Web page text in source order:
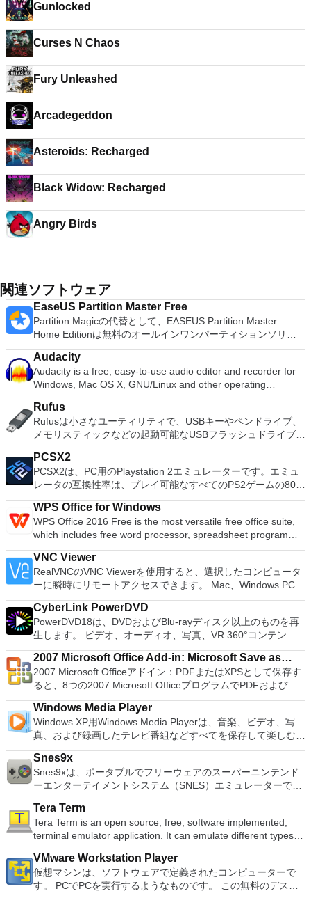
Gunlocked
Curses N Chaos
Fury Unleashed
Arcadegeddon
Asteroids: Recharged
Black Widow: Recharged
Angry Birds
関連ソフトウェア
EaseUS Partition Master Free
Partition Magicの代替として、EASEUS Partition Master
Home Editionは無料のオールインワンパーティションソリュ
ーションおよびディスク管理ユーティリティです。パーティシ
ョンの拡張（特にシステムドライブ用）、ディスク領域の管
理、MBRおよびGUIDパーティションテーブル（GPT）ディス
クのディスク領域不足の問題の解決を可能にします。 パーテ
ィションのサイズ変更/移動システムドライブを拡張するディ
スクとパーティションをコピーパーティションをマージ分割パ
ーティション空き領域を再分配するダイナミックディスクの変
換パーティションを回復する
Audacity
Audacity is a free, easy-to-use audio editor and recorder for
Windows, Mac OS X, GNU/Linux and other operating
systems. You can use Audacity to: Record live audio. Convert
tapes and records into digital recordings or CDs. Edit Ogg
Vorbis, MP3, WAV or AIFF sound files. Cut, copy, splice or mix
sounds together. Change the speed or pitch of a recording.
Add new effects with LADSPA plug-ins. And more!
Rufus
Rufusは小さなユーティリティで、USBキーやペンドライブ、
メモリスティックなどの起動可能なUSBフラッシュドライブを
フォーマットおよび作成できます。 Rufusは、次のシナリオで
役立ちます。 Windows、Linux、およびUEFI用の起動可能な
ISOからUSBインストールメディアを作成する必要がある場
合。 OSがインストールされていないシステムで作業する必要
がある場合。 BIOSまたはその他のファームウェアをDOSから
フラッシュする必要がある場合。 低レベルのユーティリティ
を実行する必要がある場合。 Rufusは次の* ISOで動作しま
す：Arch Linux、Archbang、BartPE / pebuilder、CentOS、
Damn Small Linux、Fedora、FreeDOS、Gentoo、
gNewSense、Hiren&#39;s Boot CD、LiveXP、Knoppix、
Kubuntu、Linux Mint、NT Password Registry Editor、
OpenSUSE、Parted Magic、Slackware、Tails、Trinity
Rescue Kit、Ubuntu、Ultimate Boot CD、Windows XP（SP2
以降）、Windows Server 2003 R2、Windows Vista、
Windows 7、Windows 8。 *このリストは完全ではありませ
ア語、マレーシア語、セシュティナ、ダンスク、ドイツ語、英
語、スペイン語、フランス語、フルバツキー、イタリア語、ラ
トヴィエシュ、リエトゥビウ、マジャール、オランダ、ノルス
ク、ポルスキ、ポルトガル、ポルトガル、スロヴェンスキー、
スロベンツキー、スロヴェンスキーSrpski、Suomi、
Svenska、Türkçe。
PCSX2
PCSX2は、PC用のPlaystation 2エミュレーターです。エミュ
レータの互換性率は、プレイ可能なすべてのPS2ゲームの80％
以上を誇っています。かなり強力なコンピューターを所有して
いる場合、PCSX2は優れたエミュレーターです。また、この
アプリケーションはローエンドコンピューターのサポートも提
供するため、Playstation 2コンソールのすべての所有者は、
PCで動作するゲームを見ることができます。 PCSX2エミュレ
ーターを使用すると、PS2コントローラーを使用して、本物の
プレイステーション体験をシミュレートできます。このアプリ
ケーションでは、ディスクからゲームを直接実行することも、
ハードドライブからISOイメージとして実行することもできま
す。 主な機能は次のとおりです。 Savestates：ボタンを1つ
押すだけで、ゲームの現在の「状態」を保存できます。 無制
限のメモリーカード：好きなだけメモリーカードを保存でき、
8MBから64MBまでの単一の物理カードに制限されなくなりま
した。 高解像度グラフィックス：PCSX2を使用すると、
1080pまたは4K HDでゲームをプレイできます。 全体とし
ゲームを高い精度でエミュレートでき、Windowsとエミュレ
ーターを切り替えることができます。欠点は、高速ゲームに苦
労し、時々フリーズまたはクラッシュすることです。* PCSX2
を使用するには、コンソールから抽出できるPlaystation 2
BIOSが必要です。
WPS Office for Windows
WPS Office 2016 Free is the most versatile free office suite,
which includes free word processor, spreadsheet program
and presentation maker. With these three programs you will
easily be able to deal with any office related tasks. WPS
Office 2016 Free has multiple language support for English,
French, German, Spanish, Portuguese,Russian and Polish
languages. To switch between languages requires only a
single click! Despite being a free suite, WPS Office comes
with many innovative features, such as the paragraph
adjustment tool and multiple tabbed feature. It also has a PDF
converter, spell check and word count feature. WPS Office
2016 Personal Edition supports switching language UI,File
Roaming and Docer online templates. Key features include:
Writer Efficient word processor. Presentation Multimedia
presentations creator. Spreadsheets Powerful tool for data
processing and analysis. 100% compatible with MS Office
document file types (.docx, .pptx, .xlsx, etc.). Thousands of
support (iOS and Android). WPS Cloud Storage included.
Although it is a free suite, WPS Office 2016 Free comes with
many innovative features, including a useful a paragraph
adjustment tool int he Writer program. It has an Office to PDF
converter, automatic spell checking and word count features.
It also has some neat tools such as the Watermark in
document, and converting PowerPoint to Word document
support. Overall, WPS Office 2016 Free is a good alternative
to Microsoft's offering. The Writer program is a versatile word
processor; the Presentation program is an easy to use and
effective slide show maker that helps you to create impressive
VNC Viewer
RealVNCのVNC Viewerを使用すると、選択したコンピュータ
ーに瞬時にリモートアクセスできます。 Mac、Windows PC、
またはLinuxマシン、世界中のどこからでも。 VNC Viewerを
使用すると、コンピューターのデスクトップを表示したり、コ
ンピューターの前に直接座っているかのようにマウスとキーボ
ードを制御したりできます。 VNC Viewerは、インストールと
使用が簡単です。制御したいデバイスでインストーラーを実行
し、指示に従ってください。オプションで、Windowsでのリ
モート展開に使用可能なMSIがあります。デスクトッププラッ
トフォームにVNC Viewerをインストールする権限がない場合
は、スタンドアロンオプションを選択する必要があります。
主な機能は次のとおりです。 クラウドサービスを介してVNC
Connectを実行しているコンピューターに接続します。 Apple
Screen Sharing（ARD）などのサードパーティ製のVNC互換
ソフトウェアを実行しているコンピューターに直接接続しま
す。 各デバイスでVNC Viewerにサインインして、すべてのデ
バイス間の接続をバックアップおよび同期します。 仮想キー
の高度なキーが含まれています。 Bluetoothキーボードのサポ
ート。 VNC Connectサブスクリプションには、無料、有料、
試用の3つのバージョンがあります。 制御する必要のあるマシ
ンごとに、RealVNCのWebサイトにアクセスして、各コンピ
ューターにVNC Connectをダウンロードするだけです。次
に、RealVNCアカウントの資格情報を使用して、ローカルマ
シンでVNC Viewerにサインインします。そこから、コンピュ
CyberLink PowerDVD
PowerDVD18は、DVDおよびBlu-rayディスク以上のものを再
生します。 ビデオ、オーディオ、写真、VR 360°コンテン
ツ、さらにはYouTubeやVimeoにとっても、PowerDVD18は重
要なエンターテイメントの仲間です。 Ultra HD HDR TVとサ
ラウンドサウンドシステムの可能性を解き放ち、360°ビデオ
の増え続けるコレクションへのアクセスで仮想世界に没頭する
か、PCまたはラップトップでの比類のない再生サポートと独
自の強化により、どこにいても簡単にリラックスできます。
新機能は次のとおりです。 4K DHR向けに最適化 Ultra HD
Blu-ray、4K、HEVC / H.265およびHDR10コンテンツをサポー
ト全画面モードで21：9モニターで2.35：1の映画を見る常時
オンのミニビューでYouTubeライブを見る YouTubeおよび
Vimeoで4K HDRおよび360ビデオを再生 VRエクスペリエンス
の向上：Microsoft Mixed Realityヘッドセット、HTC、VIVE、
およびOculus Riftをサポート Fire TVとキャストのサポート
注：これは商用トライアルです。
2007 Microsoft Office Add-in: Microsoft Save as
PDF or XPS
2007 Microsoft Officeアドイン：PDFまたはXPSとして保存す
ると、8つの2007 Microsoft OfficeプログラムでPDFおよび
XPS形式にエクスポートして保存できます。このツールを使用
すると、これらのプログラムのサブセットでPDF形式および
XPS形式の電子メール添付ファイルとして送信することもでき
ます（特定の機能はプログラムによって異なります）。 この
ダウンロードは、次のOfficeプログラムで動作します。
Microsoft Office Access 2007。 Microsoft Office Excel 2007。
Microsoft Office InfoPath 2007。 Microsoft Office OneNote
2007。 Microsoft Office PowerPoint 2007。 Microsoft Office
Publisher 2007。 Microsoft Office Visio 2007。 Microsoft
Office Word 2007。 2007 Microsoft Officeプログラムのこの
Microsoft Save as PDFまたはXPSアドインは、2007 Microsoft
Office systemソフトウェアの補足条項であり、2007 Microsoft
Office systemソフトウェアのライセンス条項の対象となりま
す。 システム要件：サポートされているオペレーティングシ
ステム。 Windows Server 2003、Windows Vista、Windows
Windows Media Player
Windows XP用Windows Media Playerは、音楽、ビデオ、写
真、および録画したテレビ番組などすべてを保存して楽しむ最
適な機能を搭載しています。 再生、表示、外出先で楽しむた
めのポータブル デバイスとの同期、さらには家中のデバイス
との共有も、すべて1か所で行えます。 シンプルなデザイン -
まったく新しい外観でデジタル エンターテイメントを楽しめ
ます。 大好きな音楽をより多く - デジタル音楽体験がさらに
楽しくなります。 エンターテイメントをすべて1つの場所に -
音楽、ビデオ、写真、録画したテレビ番組をすべて保存して楽
しめます。 どこでも楽しめる - どこにいても音楽、ビデオ、
写真にアクセスできます。
Snes9x
Snes9xは、ポータブルでフリーウェアのスーパーニンテンド
ーエンターテイメントシステム（SNES）エミュレーターで
す。このアプリケーションを使用すると、PCでSNESおよびス
ーパーファミコンニンテンドーゲームシステム用に設計された
ほとんどのゲームをプレイできます。あなたが知らないなら、
SNESは16ビットのビデオゲーム機であり、世界中で5000万
台を販売し、ゲームをプレイするのは非常に楽しかったです！
Snes9xは、元のSNESのファンに最適です。SNESは、過去の
ゲームの勝利を今でも再現できます。 Snes9xはC ++でコーデ
ィングされており、i386 LinuxおよびWindowsポートに3つの
Tera Term
Tera Term is an open source, free, software implemented,
terminal emulator application. It can emulate different types of
computer terminals, from DEC VT100 to DEC VT382, and it
supports telnet, SSH 1 & 2 and serial port connections. It also
has a built-in macro scripting language and some other useful
plugins. Key features include: Automatically creates logs with
VMware Workstation Player
仮想マシンは、ソフトウェアで定義されたコンピューターで
す。 PCでPCを実行するようなものです。 この無料のデスク